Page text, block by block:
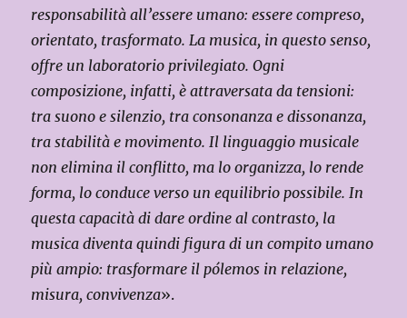
responsabilità all’essere umano: essere compreso,
orientato, trasformato. La musica, in questo senso,
offre un laboratorio privilegiato. Ogni
composizione, infatti, è attraversata da tensioni:
tra suono e silenzio, tra consonanza e dissonanza,
tra stabilità e movimento. Il linguaggio musicale
non elimina il conflitto, ma lo organizza, lo rende
forma, lo conduce verso un equilibrio possibile. In
questa capacità di dare ordine al contrasto, la
musica diventa quindi figura di un compito umano
più ampio: trasformare il pólemos in relazione,
misura, convivenza».